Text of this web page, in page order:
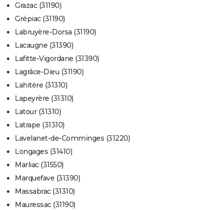
Grazac (31190)
Grépiac (31190)
Labruyère-Dorsa (31190)
Lacaugne (31390)
Lafitte-Vigordane (31390)
Lagrâce-Dieu (31190)
Lahitère (31310)
Lapeyrère (31310)
Latour (31310)
Latrape (31310)
Lavelanet-de-Comminges (31220)
Longages (31410)
Marliac (31550)
Marquefave (31390)
Massabrac (31310)
Mauressac (31190)